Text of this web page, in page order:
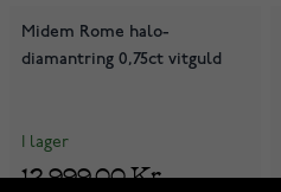
Midem Rome halo-
diamantring 0,75ct vitguld
I lager
12 999,00 Kr